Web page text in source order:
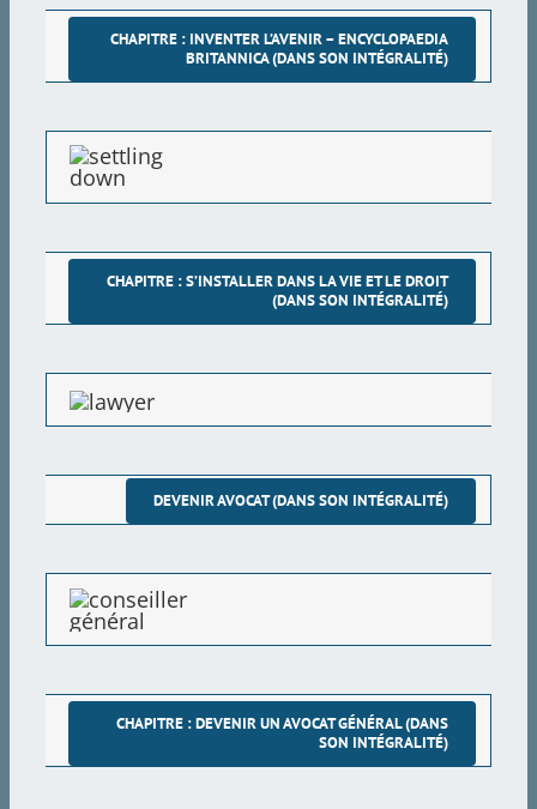
Riots and Rockets – Army Days (1968-1971)
CHAPITRE : INVENTER L’AVENIR – ENCYCLOPAEDIA
BRITANNICA (DANS SON INTÉGRALITÉ)
CHAPITRE : S’INSTALLER DANS LA VIE ET LE DROIT
(DANS SON INTÉGRALITÉ)
DEVENIR AVOCAT (DANS SON INTÉGRALITÉ)
CHAPITRE : DEVENIR UN AVOCAT GÉNÉRAL (DANS
SON INTÉGRALITÉ)